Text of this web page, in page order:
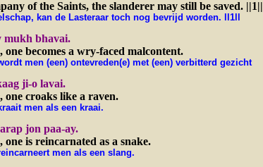
of the Saints, the slanderer may still be saved. ||1||
kan de Lasteraar toch nog bevrijd worden. ll1ll
mukh bhavai.
one becomes a wry-faced malcontent.
men (een) ontevreden(e) met (een) verbitterd gezicht
ji-o lavai.
one croaks like a raven.
men als een kraai.
jon paa-ay.
is reincarnated as a snake.
men als een slang.